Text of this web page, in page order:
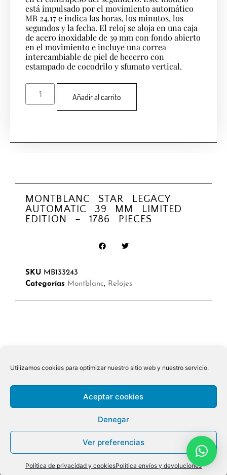
Utilizamos cookies para optimizar nuestro sitio web y nuestro servicio.
Aceptar cookies
Denegar
Ver preferencias
Política de privacidad y cookiesPolítica envíos y devoluciones
está impulsado por el movimiento automático
MB 24.17 e indica las horas, los minutos, los
segundos y la fecha. El reloj se aloja en una caja
de acero inoxidable de 39 mm con fondo abierto
en el movimiento e incluye una correa
intercambiable de piel de becerro con
estampado de cocodrilo y sfumato vertical.
Añadir al carrito
MONTBLANC STAR LEGACY
AUTOMATIC 39 MM LIMITED
EDITION – 1786 PIECES
SKU MB133243
Categorías Montblanc, Relojes
© 2026 ALL RIGHTS RESERVED